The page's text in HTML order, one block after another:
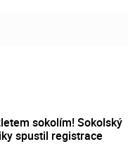
sokolím! Sokolský
spustil registrace